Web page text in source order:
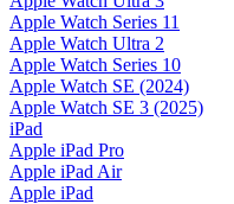
Apple Watch Series 11
Apple Watch Ultra 2
Apple Watch Series 10
Apple Watch SE (2024)
Apple Watch SE 3 (2025)
iPad
Apple iPad Pro
Apple iPad Air
Apple iPad